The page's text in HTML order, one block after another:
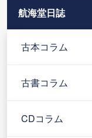
航海堂日誌
古本コラム
古書コラム
CDコラム